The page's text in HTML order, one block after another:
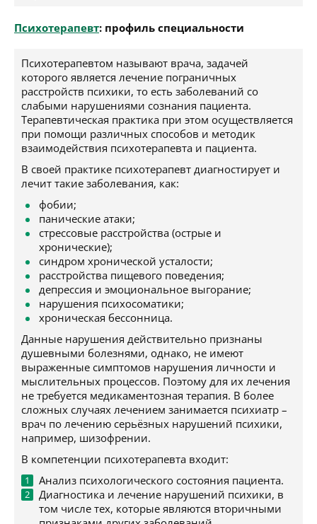
Психотерапевт: профиль специальности
Психотерапевтом называют врача, задачей
которого является лечение пограничных
расстройств психики, то есть заболеваний со
слабыми нарушениями сознания пациента.
Терапевтическая практика при этом осуществляется
при помощи различных способов и методик
взаимодействия психотерапевта и пациента.
В своей практике психотерапевт диагностирует и
лечит такие заболевания, как:
фобии;
панические атаки;
стрессовые расстройства (острые и
хронические);
синдром хронической усталости;
расстройства пищевого поведения;
депрессия и эмоциональное выгорание;
нарушения психосоматики;
хроническая бессонница.
Данные нарушения действительно признаны
душевными болезнями, однако, не имеют
выраженные симптомов нарушения личности и
мыслительных процессов. Поэтому для их лечения
не требуется медикаментозная терапия. В более
сложных случаях лечением занимается психиатр –
врач по лечению серьёзных нарушений психики,
например, шизофрении.
В компетенции психотерапевта входит:
Анализ психологического состояния пациента.
Диагностика и лечение нарушений психики, в
том числе тех, которые являются вторичными